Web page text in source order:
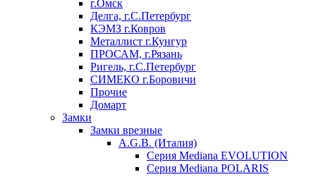
г.Омск
Делга, г.С.Петербург
КЭМЗ г.Ковров
Металлист г.Кунгур
ПРОСАМ, г.Рязань
Ригель, г.С.Петербург
СИМЕКО г.Боровичи
Прочие
Домарт
Замки
Замки врезные
A.G.B. (Италия)
Серия Mediana EVOLUTION
Серия Mediana POLARIS